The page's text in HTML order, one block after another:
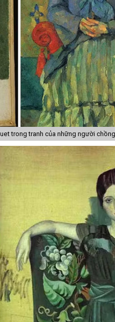
trong tranh của những người